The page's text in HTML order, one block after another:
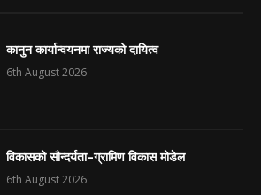
कानुन कार्यान्वयनमा राज्यको दायित्व
6th August 2026
विकासको सौन्दर्यता–ग्रामिण विकास मोडेल
6th August 2026